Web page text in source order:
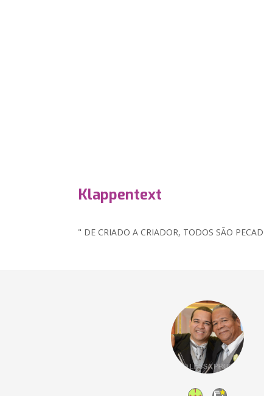
Klappentext
" DE CRIADO A CRIADOR, TODOS SÃO